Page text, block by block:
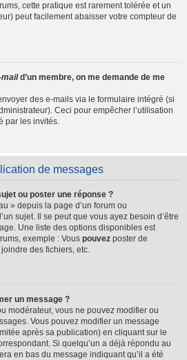
cette pratique est rarement tolérée et un
peut facilement abaisser votre compteur de
maild’un membre, on me demande de me
des e-mails via le formulaire intégré (si
Ceci pour empêcher l’utilisation
par les invités.
de messages
ou poster une réponse ?
» depuis la page d’un forum ou
sujet. Il se peut que vous ayez besoin d’être
Une liste des options disponibles est
exemple : Vous pouvez poster de
joindre des fichiers, etc.
un message ?
modérateur, vous ne pouvez modifier ou
Vous pouvez modifier un message
après sa publication) en cliquant sur le
Si quelqu’un a déjà répondu au
en bas du message indiquant qu’il a été